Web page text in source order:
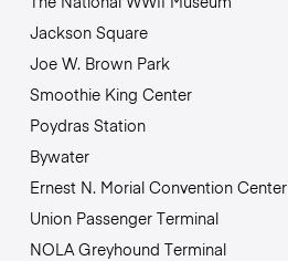
Jackson Square
Joe W. Brown Park
Smoothie King Center
Poydras Station
Bywater
Ernest N. Morial Convention Center
Union Passenger Terminal
NOLA Greyhound Terminal